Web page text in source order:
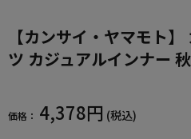
【カンサイ・ヤマモト
ツ カジュアルインナー
価格： 4,378円 (税込)